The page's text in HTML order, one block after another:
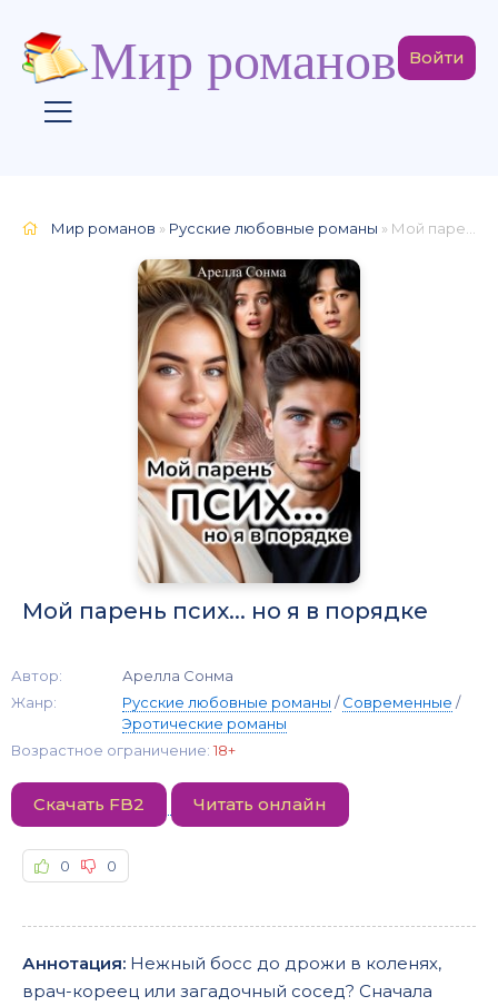
Мир романов Войти
Мир романов » Русские любовные романы » Мой парень псих... но я в порядке
Мой парень псих... но я в порядке
Автор:
Арелла Сонма
Жанр:
Русские любовные романы /Современные /
Эротические романы
Возрастное ограничение: 18+
Скачать FB2 Читать онлайн
0 0
Аннотация: Нежный босс до дрожи в коленях,
врач-кореец или загадочный сосед? Сначала